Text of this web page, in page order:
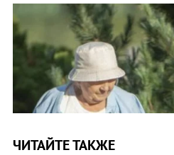
ЧИТАЙТЕ ТАКЖЕ